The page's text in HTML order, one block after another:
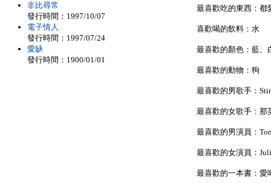
最喜歡吃的東西：都
喜歡喝的飲料：水
最喜歡的顏色：藍、
最喜歡的動物：狗
最喜歡的男歌手：
最喜歡的女歌手：那
最喜歡的男演員：
最喜歡的女演員：
最喜歡的一本書：愛
非比尋常
發行時間：1997/10/07
電子情人
發行時間：1997/07/24
愛缺
發行時間：1900/01/01